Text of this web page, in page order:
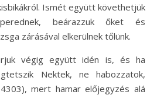
Ismét együtt követhetjük
beárazzuk őket és
zárásával elkerülnek tőlünk.
végig együtt idén is, és ha
Nektek, ne habozzatok,
mert hamar előjegyzés alá